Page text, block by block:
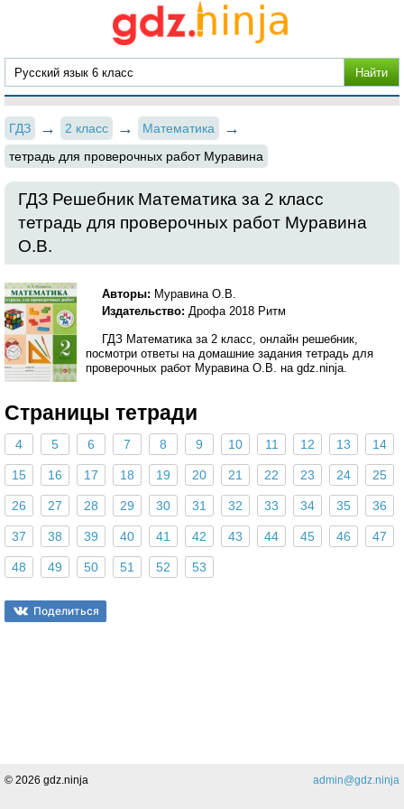
ГДЗ 2 класс
Математика
тетрадь для проверочных работ Муравина
ГДЗ Решебник Математика за 2 класс
тетрадь для проверочных работ Муравина
О.В.
Авторы: Муравина О.В.
Издательство:Дрофа 2018 Ритм
ГДЗ Математика за 2 класс, онлайн решебник,
посмотри ответы на домашние задания тетрадь для
проверочных работ Муравина О.В. на gdz.ninja.
Страницы тетради
4 5 6 7 8 9 10 11 12 13 14
15 16 17 18 19 20 21 22 23 24 25
26 27 28 29 30 31 32 33 34 35 36
37 38 39 40 41 42 43 44 45 46 47
48 49 50 51 52 53
Поделиться
© 2026 gdz.ninja admin@gdz.ninja